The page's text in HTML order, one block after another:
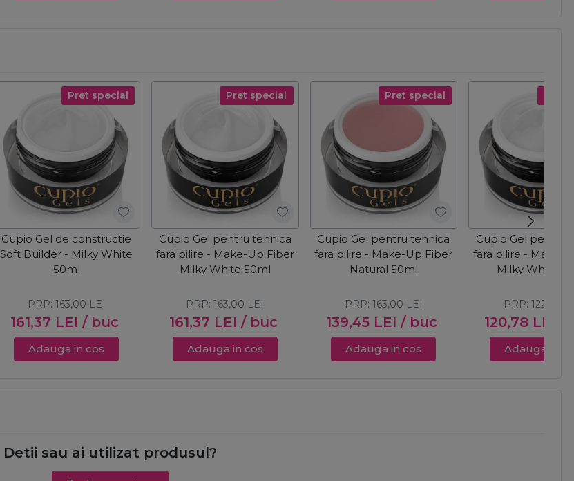
Pret special
Cupio Gel de constructie
Soft Builder - Milky White
50ml
161,37 LEI / buc
PRP: 163,00 LEI
Adauga in cos
Pret special
Cupio Gel pentru tehnica
fara pilire - Make-Up Fiber
Milky White 50ml
161,37 LEI / buc
PRP:163,00 LEI
Adauga in cos
Pret special
Cupio Gel pentru tehnica
fara pilire - Make-Up Fiber
Natural 50ml
139,45 LEI / buc
PRP: 163,00 LEI
Adauga in cos
Cupio Gel pentru
fara pilire - Make-
Milky White
120,78 LEI
PRP: 122,00
Adauga in
Detii sau ai utilizat produsul?